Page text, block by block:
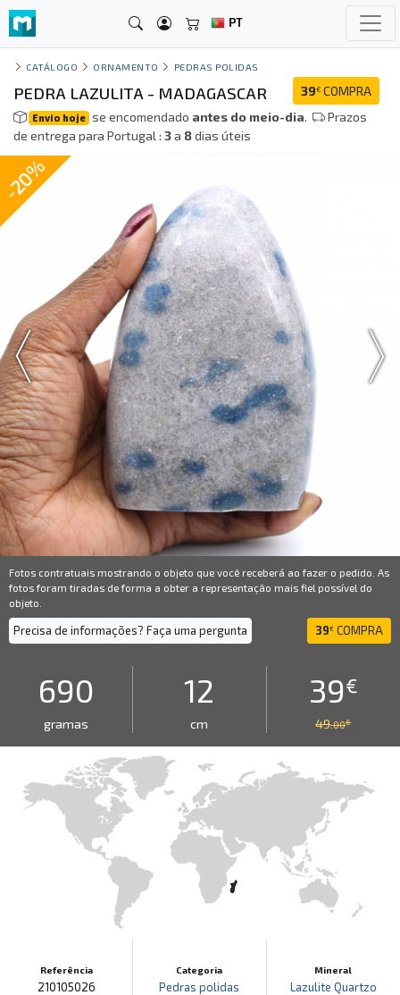
PT
CATÁLOGO ORNAMENTO PEDRAS POLIDAS
39€ COMPRA
PEDRA LAZULITA - MADAGASCAR
Envio hoje se encomendado antes do meio-dia.
Prazos
de entrega para Portugal : 3a 8dias úteis
Fotos contratuais mostrando o objeto que você receberá ao fazer o pedido. As
fotos foram tiradas de forma a obter a representação mais fiel possível do
objeto.
Precisa de informações? Faça uma pergunta 39€ COMPRA
690
gramas
12
cm
39€
49.00€
Referência
210105026
Categoria
Pedras polidas
Mineral
Lazulite Quartzo